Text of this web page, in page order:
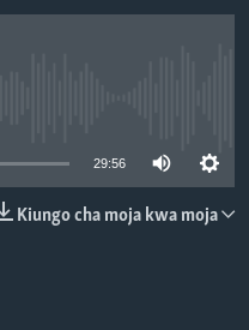
29:56
Kiungo cha moja kwa moja